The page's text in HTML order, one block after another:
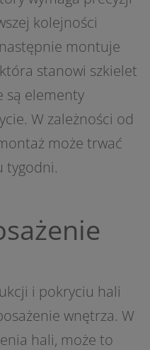
kolejności
montuje
stanowi szkielet
są elementy
W zależności od
może trwać
tygodni.
i pokryciu hali
wnętrza. W
hali, może to